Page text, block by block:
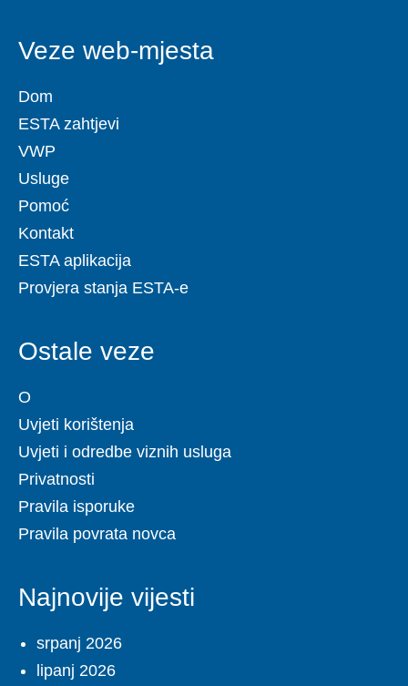
Veze web-mjesta
Dom
ESTA zahtjevi
VWP
Usluge
Pomoć
Kontakt
ESTA aplikacija
Provjera stanja ESTA-e
Ostale veze
O
Uvjeti korištenja
Uvjeti i odredbe viznih usluga
Privatnosti
Pravila isporuke
Pravila povrata novca
Najnovije vijesti
srpanj 2026
lipanj 2026